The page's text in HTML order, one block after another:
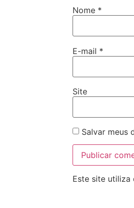
Nome *
E-mail *
Site
Salvar meus
Este site utiliza